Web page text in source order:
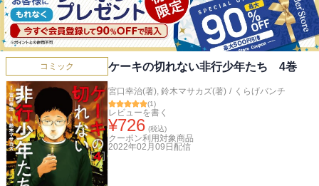
コミック ケーキの切れない非行少年たち 4巻
宮口幸治(著), 鈴木マサカズ(著) / くらげバンチ
(1)
レビューを書く
¥726 (税込)
クーポン利用対象商品
2022年02月09日 配信